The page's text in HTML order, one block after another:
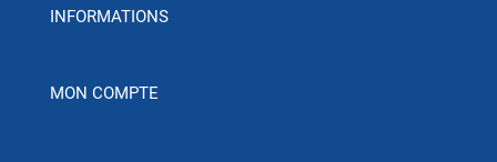
INFORMATIONS
MON COMPTE